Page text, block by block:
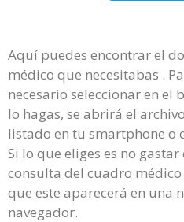
Aquí puedes encontrar el
médico que necesitabas .
necesario seleccionar en el
lo hagas, se abrirá el
listado en tu smartphone o
Si lo que eliges es no
consulta del cuadro
que este aparecerá en una
navegador.